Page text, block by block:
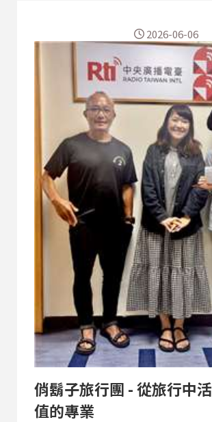
同與新北交界的淡水河流域，過去
特殊地形，也成為早年北台灣重要
點。隨著都市發展，昔日的渡口功能
在地方人士努力下，龍舟文化反而在
扎根。協會成立的初衷，就是希望把
域記憶以及傳統端午精神保留下來，
到，龍舟是一項高度講究紀律與團隊
動。尤其近年國際龍舟賽事規模越來
標準化規則，也逐漸發展成世界性的
銘榮指出，國際龍舟比賽通常依照
公尺、500公尺與2000公尺等不同賽
度的策略完全不同。 短距離爆發型競賽，講究起跑
速度與瞬間衝刺，隊員必須在短時間
最高；長距離則考驗整體配速...
俏鬍子旅行團 - 從旅行中
值的專業
2026-06-06